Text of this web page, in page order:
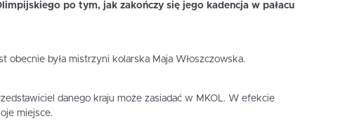
po tym, jak zakończy się jego kadencja w pałacu
obecnie była mistrzyni kolarska Maja Włoszczowska.
danego kraju może zasiadać w MKOL. W efekcie
miejsce.